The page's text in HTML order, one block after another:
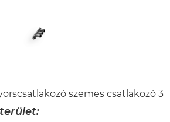
szemes csatlakozó 3